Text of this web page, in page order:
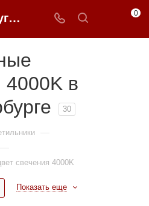
Купить прямоугольные светильники 4000K недорого в Санкт-Петербурге | 0FFER 0
4000K в
30
—
—
свечения 4000K
Показать еще